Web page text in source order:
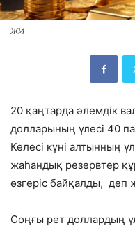
ЖИ
20 қаңтарда әлемдік
долларының үлесі 40
Келесі күні алтынның
жаһандық резервтер
өзгеріс байқалды, деп
Соңғы рет доллардың